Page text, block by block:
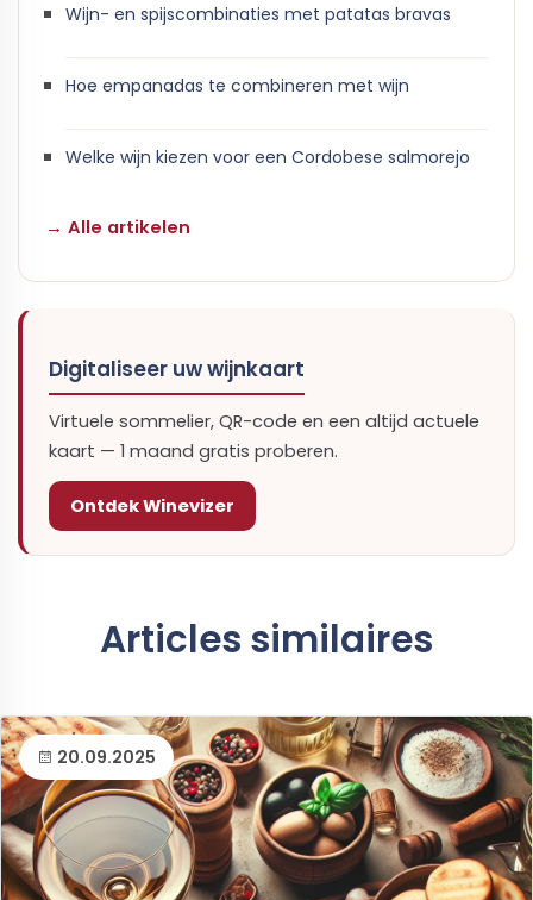
Wijn- en spijscombinaties met patatas bravas
Hoe empanadas te combineren met wijn
Welke wijn kiezen voor een Cordobese salmorejo
→ Alle artikelen
Digitaliseer uw wijnkaart
Virtuele sommelier, QR-code en een altijd actuele
kaart — 1 maand gratis proberen.
Ontdek Winevizer
Articles similaires
20.09.2025